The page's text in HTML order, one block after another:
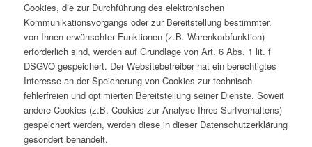
Cookies, die zur Durchführung des elektronischen
Kommunikationsvorgangs oder zur Bereitstellung bestimmter,
von Ihnen erwünschter Funktionen (z.B. Warenkorbfunktion)
erforderlich sind, werden auf Grundlage von Art. 6 Abs. 1 lit. f
DSGVO gespeichert. Der Websitebetreiber hat ein berechtigtes
Interesse an der Speicherung von Cookies zur technisch
fehlerfreien und optimierten Bereitstellung seiner Dienste. Soweit
andere Cookies (z.B. Cookies zur Analyse Ihres Surfverhaltens)
gespeichert werden, werden diese in dieser Datenschutzerklärung
gesondert behandelt.